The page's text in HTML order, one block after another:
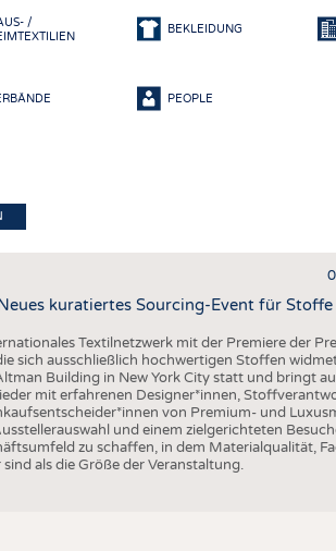
GEWEBE
VLIESSTOFFE
NACHHALTIGKEIT
KREISLAUFWIRTSCHAFT
TECHNISCHE TEXTILIEN
SMART TEXTILES
MEDIZIN
/
BEKLEIDUNG
PEOPLE
kuratiertes Sourcing-Event für
Textilnetzwerk mit der Premiere der
sich ausschließlich hochwertigen Stoffen
Building in New York City statt und bringt
mit erfahrenen Designer*innen,
von Premium- und
und einem zielgerichteten
zu schaffen, in dem Materialqualität,
als die Größe der Veranstaltung.